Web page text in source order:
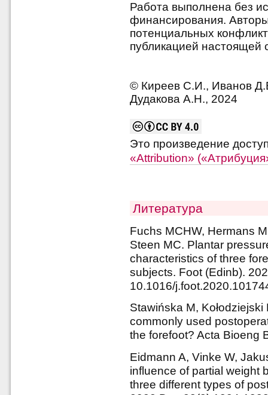
Работа выполнена без
финансирования.
потенциальных
публикацией настоящей
© Киреев С.И., Иванов
Дудакова А.Н., 2024
Это произведение
«Attribution»
Литература
Fuchs MCHW, Hermans
Steen MC. Plantar
characteristics of three
subjects. Foot (Edinb).
10.1016/
Stawińska M,
commonly used
the forefoot? Acta Bioeng
Eidmann A, Vinke W,
influence of partial weight
three different types of